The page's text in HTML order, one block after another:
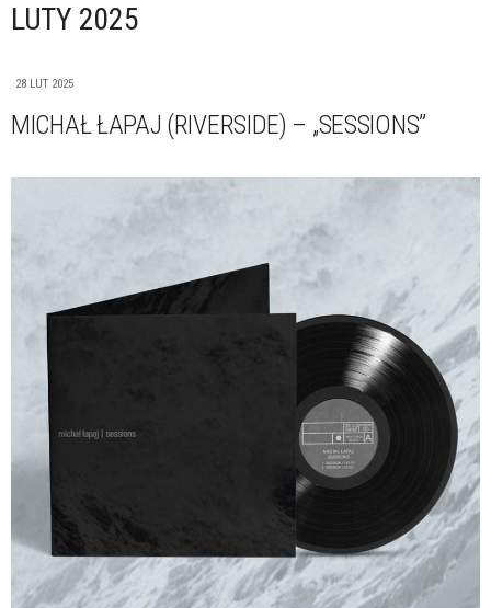
LUTY 2025
28 LUT 2025
MICHAŁ ŁAPAJ (RIVERSIDE) – „SESSIONS”